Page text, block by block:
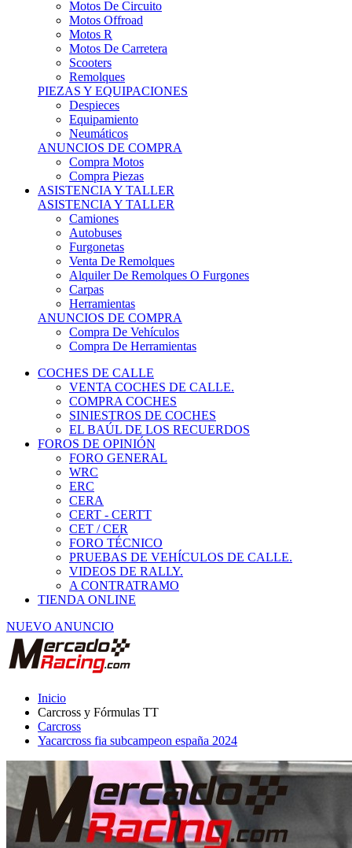
Motos R
Motos De Carretera
Scooters
Remolques
PIEZAS Y EQUIPACIONES
Despieces
Equipamiento
Neumáticos
ANUNCIOS DE COMPRA
Compra Motos
Compra Piezas
ASISTENCIA Y TALLER
ASISTENCIA Y TALLER
Camiones
Autobuses
Furgonetas
Venta De Remolques
Alquiler De Remolques O Furgones
Carpas
Herramientas
ANUNCIOS DE COMPRA
Compra De Vehículos
Compra De Herramientas
COCHES DE CALLE
VENTA COCHES DE CALLE.
COMPRA COCHES
SINIESTROS DE COCHES
EL BAÚL DE LOS RECUERDOS
FOROS DE OPINIÓN
FORO GENERAL
WRC
ERC
CERA
CERT - CERTT
CET / CER
FORO TÉCNICO
PRUEBAS DE VEHÍCULOS DE CALLE.
VIDEOS DE RALLY.
A CONTRATRAMO
TIENDA ONLINE
NUEVO ANUNCIO
Carcross y Fórmulas TT
Carcross
Yacarcross fia subcampeon españa 2024